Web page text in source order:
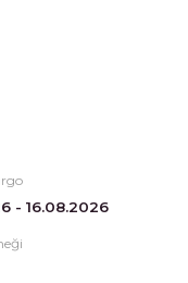
- 16.08.2026